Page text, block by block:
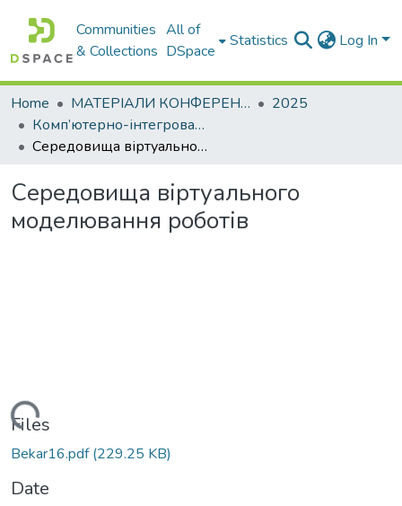
Communities
& Collections
All of
DSpace
Statistics Log In
Home МАТЕРІАЛИ КОНФЕРЕНЦІЙ
2025
Комп’ютерно-інтегровані технології автоматизації технологічних процесів на транспорті та у виробництві
Середовища віртуального моделювання роботів
Середовища віртуального
моделювання роботів
Loading...
Files
Bekar16.pdf(229.25 KB)
Date